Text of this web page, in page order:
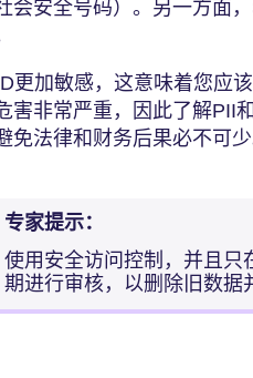
会安全号码）。另一方面
更加敏感，这意味着您应
害非常严重，因此了解PII
免法律和财务后果必不可少
专家提示：
使用安全访问控制，并且只
期进行审核，以删除旧数据